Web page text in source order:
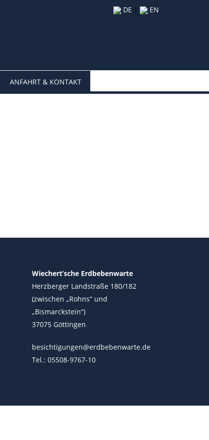
DE | EN
ANFAHRT & KONTAKT
Wiechert’sche Erdbebenwarte
Herzberger Landstraße 180/182
(zwischen „Rohns“ und
„Bismarckstein“)
37075 Göttingen
besichtigungen@erdbebenwarte.de
Tel.: 05508-9767-10